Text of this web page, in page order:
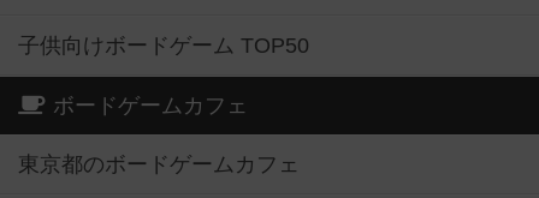
子供向けボードゲーム TOP50
ボードゲームカフェ
東京都のボードゲームカフェ